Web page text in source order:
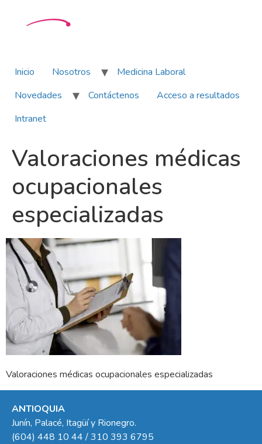
Inicio Nosotros
Medicina Laboral
Novedades
Contáctenos
Acceso a resultados
Intranet
Valoraciones médicas
ocupacionales
especializadas
Valoraciones médicas ocupacionales especializadas
ANTIOQUIA
Junín, Palacé, Itagüí y Rionegro.
(604) 448 10 44 / 310 393 6795